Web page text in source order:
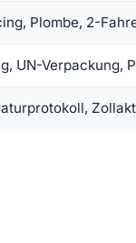
Plombe, 2-
UN-Verpackung,